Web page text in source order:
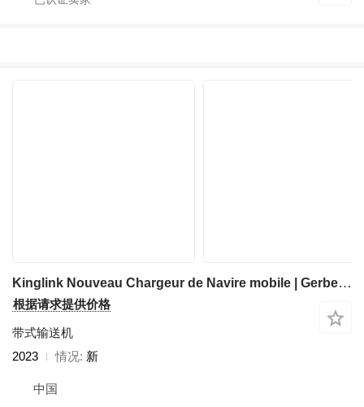
Kinglink Nouveau Chargeur de Navire mobile | Gerbeur radial
根据请求提供价格
带式输送机
2023
情况 新
中国